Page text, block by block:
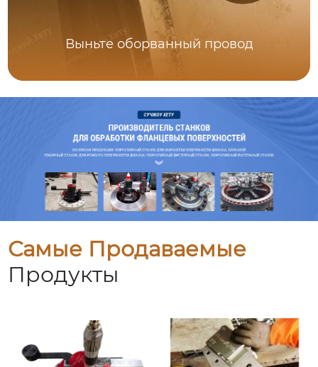
Выньте оборванный провод
Самые Продаваемые
Продукты